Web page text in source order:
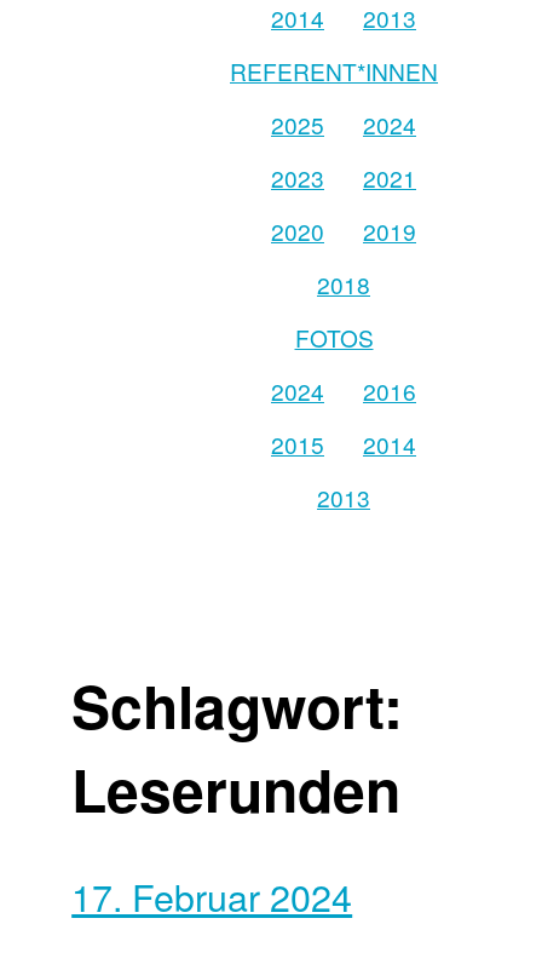
2014
2013
REFERENT*INNEN
2025
2024
2023
2021
2020
2019
2018
FOTOS
2024
2016
2015
2014
2013
Schlagwort:
Leserunden
17. Februar 2024